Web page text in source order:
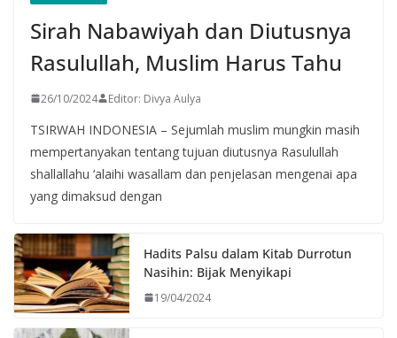
Sirah Nabawiyah dan Diutusnya
Rasulullah, Muslim Harus Tahu
26/10/2024 Editor: Divya Aulya
TSIRWAH INDONESIA – Sejumlah muslim mungkin masih
mempertanyakan tentang tujuan diutusnya Rasulullah
shallallahu ‘alaihi wasallam dan penjelasan mengenai apa
yang dimaksud dengan
Hadits Palsu dalam Kitab Durrotun
Nasihin: Bijak Menyikapi
19/04/2024